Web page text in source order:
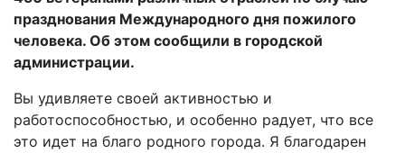
празднования Международного дня пожилого
человека. Об этом сообщили в городской
администрации.
Вы удивляете своей активностью и
работоспособностью, и особенно радует, что все
это идет на благо родного города. Я благодарен